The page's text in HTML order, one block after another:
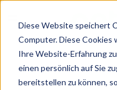
Diese Website speichert
Computer. Diese Cookies
Ihre Website-Erfahrung
einen persönlich auf Sie
bereitstellen zu können,